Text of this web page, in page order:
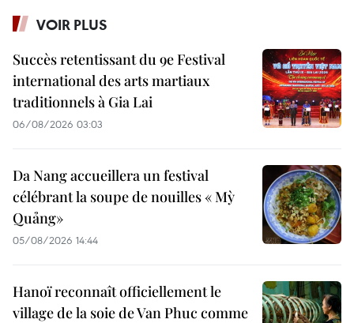
VOIR PLUS
Succès retentissant du 9e Festival
international des arts martiaux
traditionnels à Gia Lai
06/08/2026 03:03
Da Nang accueillera un festival
célébrant la soupe de nouilles « Mỳ
Quảng»
05/08/2026 14:44
Hanoï reconnaît officiellement le
village de la soie de Van Phuc comme